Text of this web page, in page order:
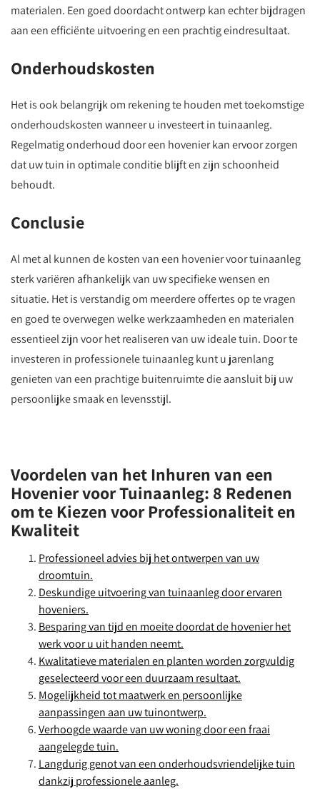
materialen. Een goed doordacht ontwerp kan echter bijdragen
aan een efficiënte uitvoering en een prachtig eindresultaat.
Onderhoudskosten
Het is ook belangrijk om rekening te houden met toekomstige
onderhoudskosten wanneer u investeert in tuinaanleg.
Regelmatig onderhoud door een hovenier kan ervoor zorgen
dat uw tuin in optimale conditie blijft en zijn schoonheid
behoudt.
Conclusie
Al met al kunnen de kosten van een hovenier voor tuinaanleg
sterk variëren afhankelijk van uw specifieke wensen en
situatie. Het is verstandig om meerdere offertes op te vragen
en goed te overwegen welke werkzaamheden en materialen
essentieel zijn voor het realiseren van uw ideale tuin. Door te
investeren in professionele tuinaanleg kunt u jarenlang
genieten van een prachtige buitenruimte die aansluit bij uw
persoonlijke smaak en levensstijl.
Voordelen van het Inhuren van een
Hovenier voor Tuinaanleg: 8 Redenen
om te Kiezen voor Professionaliteit en
Kwaliteit
Professioneel advies bij het ontwerpen van uw
droomtuin.
Deskundige uitvoering van tuinaanleg door ervaren
hoveniers.
Besparing van tijd en moeite doordat de hovenier het
werk voor u uit handen neemt.
Kwalitatieve materialen en planten worden zorgvuldig
geselecteerd voor een duurzaam resultaat.
Mogelijkheid tot maatwerk en persoonlijke
aanpassingen aan uw tuinontwerp.
Verhoogde waarde van uw woning door een fraai
aangelegde tuin.
Langdurig genot van een onderhoudsvriendelijke tuin
dankzij professionele aanleg.